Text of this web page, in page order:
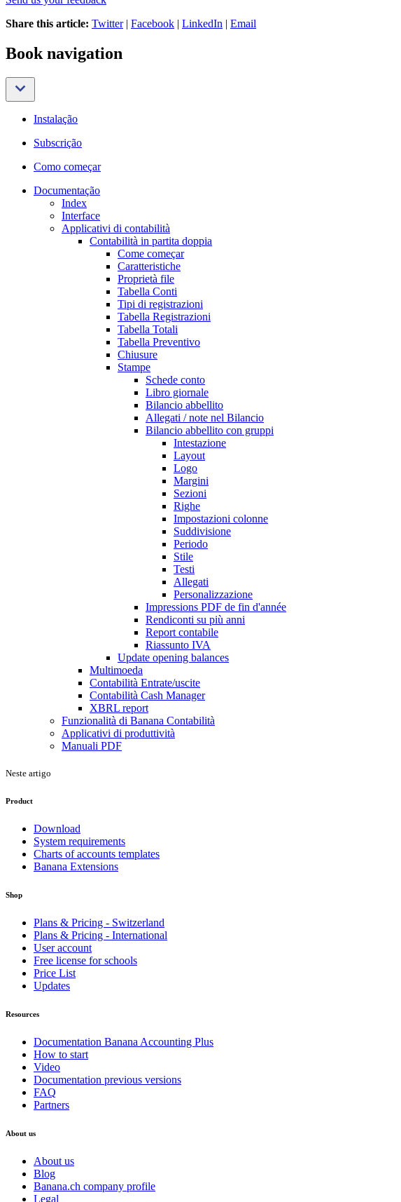
Share this article: Twitter| Facebook | LinkedIn | Email
Book navigation
Instalação
Subscrição
Como começar
Documentação
Index
Interface
Applicativi di contabilità
Contabilità in partita doppia
Come começar
Caratteristiche
Proprietà file
Tabella Conti
Tipi di registrazioni
Tabella Registrazioni
Tabella Totali
Tabella Preventivo
Chiusure
Stampe
Schede conto
Libro giornale
Bilancio abbellito
Allegati / note nel Bilancio
Bilancio abbellito con gruppi
Intestazione
Layout
Logo
Margini
Sezioni
Righe
Impostazioni colonne
Suddivisione
Periodo
Stile
Testi
Allegati
Personalizzazione
Impressions PDF de fin d'année
Rendiconti su più anni
Report contabile
Riassunto IVA
Update opening balances
Multimoeda
Contabilità Entrate/uscite
Contabilità Cash Manager
XBRL report
Funzionalità di Banana Contabilità
Applicativi di produttività
Manuali PDF
Neste artigo
Product
Download
System requirements
Charts of accounts templates
Banana Extensions
Shop
Plans & Pricing - Switzerland
Plans & Pricing - International
User account
Free license for schools
Price List
Updates
Resources
Documentation Banana Accounting Plus
How to start
Video
Documentation previous versions
FAQ
Partners
About us
About us
Blog
Banana.ch company profile
Legal